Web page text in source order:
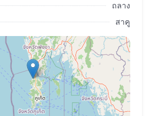
ไรบ้างสำหรับนักลงทุน:
รจัดการโปรแกรม
accommodation สำหรับเพื่อ 30
ที่แล้ว
าคา spas,ทางการแพทย์บริการ,ความ
งสนามกอล์ฟแล้วระหว่างประเทศ
ถลาง
สาคู